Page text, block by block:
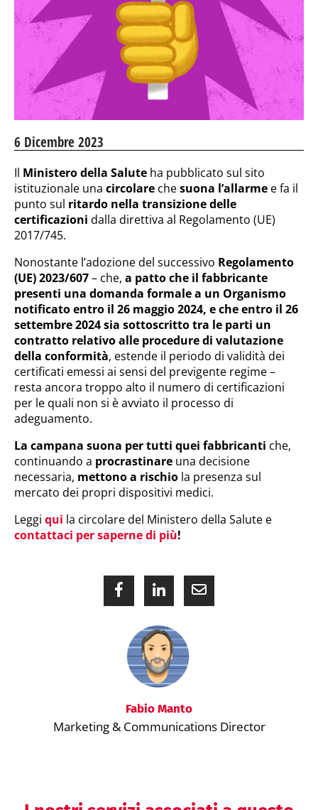
6 Dicembre 2023
Il Ministero della Salute ha pubblicato sul sito
istituzionale una circolare chesuona l’allarme e fa il
punto sul ritardo nella transizione delle
certificazioni dalla direttiva al Regolamento (UE)
2017/745.
Nonostante l’adozione del successivo Regolamento
(UE) 2023/607– che, a patto che il fabbricante
presenti una domanda formale a un Organismo
notificato entro il 26 maggio 2024, e che entro il 26
settembre 2024 sia sottoscritto tra le parti un
contratto relativo alle procedure di valutazione
della conformità, estende il periodo di validità dei
certificati emessi ai sensi del previgente regime –
resta ancora troppo alto il numero di certificazioni
per le quali non si è avviato il processo di
adeguamento.
La campana suona per tutti quei fabbricanti che,
continuando a procrastinare una decisione
necessaria, mettono a rischio la presenza sul
mercato dei propri dispositivi medici.
Leggi qui la circolare del Ministero della Salute e
contattaci per saperne di più!
Fabio Manto
Marketing & Communications Director